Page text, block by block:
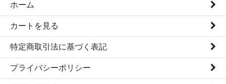
ホーム
カートを見る
特定商取引法に基づく表記
プライバシーポリシー